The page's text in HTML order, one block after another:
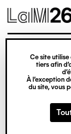
Gestion des
Ce site utilise
tiers afin
À l’exception
du site, vous
contenu